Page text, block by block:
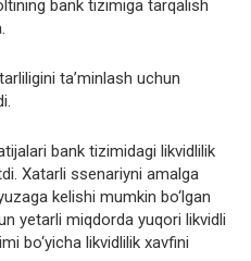
bank tizimiga tarqalish
ta’minlash uchun
bank tizimidagi likvidlilik
Xatarli ssenariyni amalga
kelishi mumkin bo‘lgan
yetarli miqdorda yuqori likvidli
bo‘yicha likvidlilik xavfini